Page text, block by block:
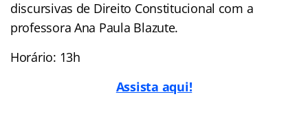
discursivas de Direito Constitucional com a
professora Ana Paula Blazute.
Horário: 13h
Assista aqui!